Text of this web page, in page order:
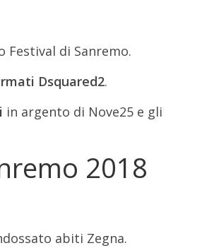
Festival di Sanremo.
Dsquared2.
in argento di Nove25 e gli
2018
abiti Zegna.